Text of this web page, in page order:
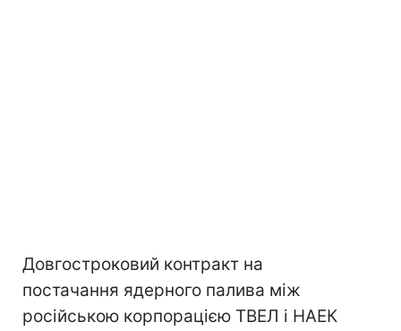
Довгостроковий контракт на
постачання ядерного палива між
російською корпорацією ТВЕЛ і НАЕК